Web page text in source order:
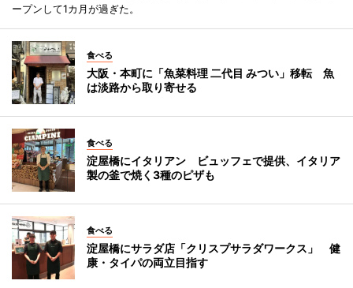
ープンして1カ月が過ぎた。
食べる
大阪・本町に「魚菜料理 二代目 みつい」移転 魚
は淡路から取り寄せる
食べる
淀屋橋にイタリアン ビュッフェで提供、イタリア
製の釜で焼く3種のピザも
食べる
淀屋橋にサラダ店「クリスプサラダワークス」 健
康・タイパの両立目指す